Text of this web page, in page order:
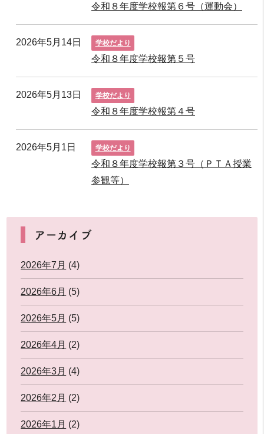
令和８年度学校報第６号（運動会）
2026年5月14日 学校だより
令和８年度学校報第５号
2026年5月13日 学校だより
令和８年度学校報第４号
2026年5月1日 学校だより
令和８年度学校報第３号（ＰＴＡ授業
参観等）
アーカイブ
2026年7月 (4)
2026年6月 (5)
2026年5月 (5)
2026年4月 (2)
2026年3月 (4)
2026年2月 (2)
2026年1月 (2)